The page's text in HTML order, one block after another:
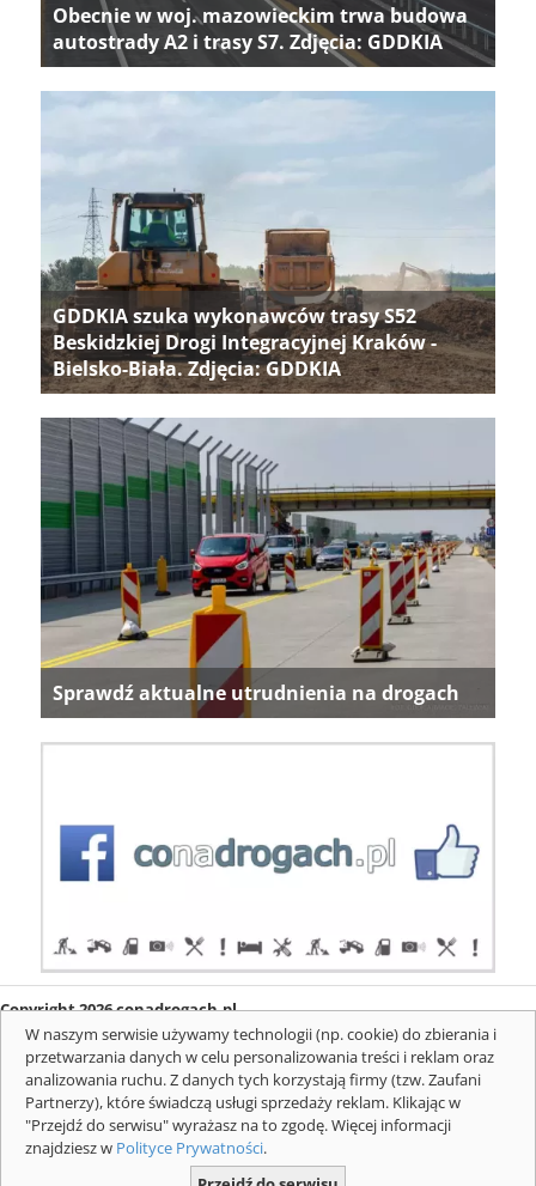
Obecnie w woj. mazowieckim trwa budowa
autostrady A2 i trasy S7. Zdjęcia: GDDKIA
GDDKIA szuka wykonawców trasy S52
Beskidzkiej Drogi Integracyjnej Kraków -
Bielsko-Biała. Zdjęcia: GDDKIA
Sprawdź aktualne utrudnienia na drogach
Copyright 2026 conadrogach.pl
O firmie
Redakcja Regulamin
Informacje o cookies
Mapa serwisu
Komunikaty
W naszym serwisie używamy technologii (np. cookie) do zbierania i
przetwarzania danych w celu personalizowania treści i reklam oraz
analizowania ruchu. Z danych tych korzystają firmy (tzw. Zaufani
Partnerzy), które świadczą usługi sprzedaży reklam. Klikając w
"Przejdź do serwisu" wyrażasz na to zgodę. Więcej informacji
znajdziesz w Polityce Prywatności.